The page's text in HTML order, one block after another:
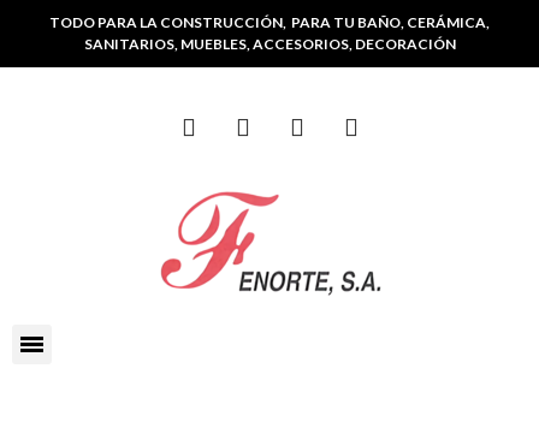
TODO PARA LA CONSTRUCCIÓN, PARA TU BAÑO, CERÁMICA,
SANITARIOS, MUEBLES, ACCESORIOS, DECORACIÓN